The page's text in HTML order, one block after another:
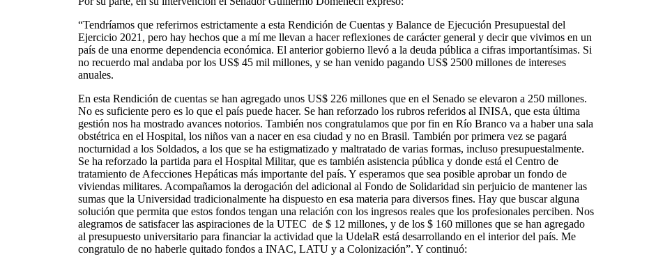
“Tendríamos que referirnos estrictamente a esta Rendición de Cuentas y Balance de Ejecución Presupuestal del
Ejercicio 2021, pero hay hechos que a mí me llevan a hacer reflexiones de carácter general y decir que vivimos en un
país de una enorme dependencia económica. El anterior gobierno llevó a la deuda pública a cifras importantísimas. Si
no recuerdo mal andaba por los US$ 45 mil millones, y se han venido pagando US$ 2500 millones de intereses
anuales.
En esta Rendición de cuentas se han agregado unos US$ 226 millones que en el Senado se elevaron a 250 millones.
No es suficiente pero es lo que el país puede hacer. Se han reforzado los rubros referidos al INISA, que esta última
gestión nos ha mostrado avances notorios. También nos congratulamos que por fin en Río Branco va a haber una sala
obstétrica en el Hospital, los niños van a nacer en esa ciudad y no en Brasil. También por primera vez se pagará
nocturnidad a los Soldados, a los que se ha estigmatizado y maltratado de varias formas, incluso presupuestalmente.
Se ha reforzado la partida para el Hospital Militar, que es también asistencia pública y donde está el Centro de
tratamiento de Afecciones Hepáticas más importante del país. Y esperamos que sea posible aprobar un fondo de
viviendas militares. Acompañamos la derogación del adicional al Fondo de Solidaridad sin perjuicio de mantener las
sumas que la Universidad tradicionalmente ha dispuesto en esa materia para diversos fines. Hay que buscar alguna
solución que permita que estos fondos tengan una relación con los ingresos reales que los profesionales perciben. Nos
alegramos de satisfacer las aspiraciones de la UTEC de $ 12 millones, y de los $ 160 millones que se han agregado
al presupuesto universitario para financiar la actividad que la UdelaR está desarrollando en el interior del país. Me
congratulo de no haberle quitado fondos a INAC, LATU y a Colonización”. Y continuó: